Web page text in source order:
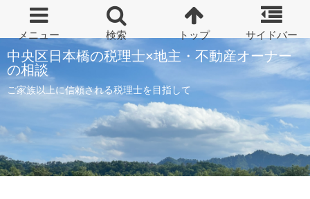
中央区日本橋の税理士×地主・不動産オーナー
の相談
ご家族以上に信頼される税理士を目指して